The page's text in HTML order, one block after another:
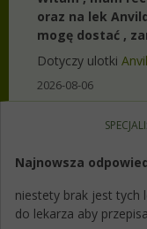
oraz na lek
mogę dostać ,
Dotyczy ulotki
2026-08-06
Najnowsza
niestety brak jest tych
do lekarza aby